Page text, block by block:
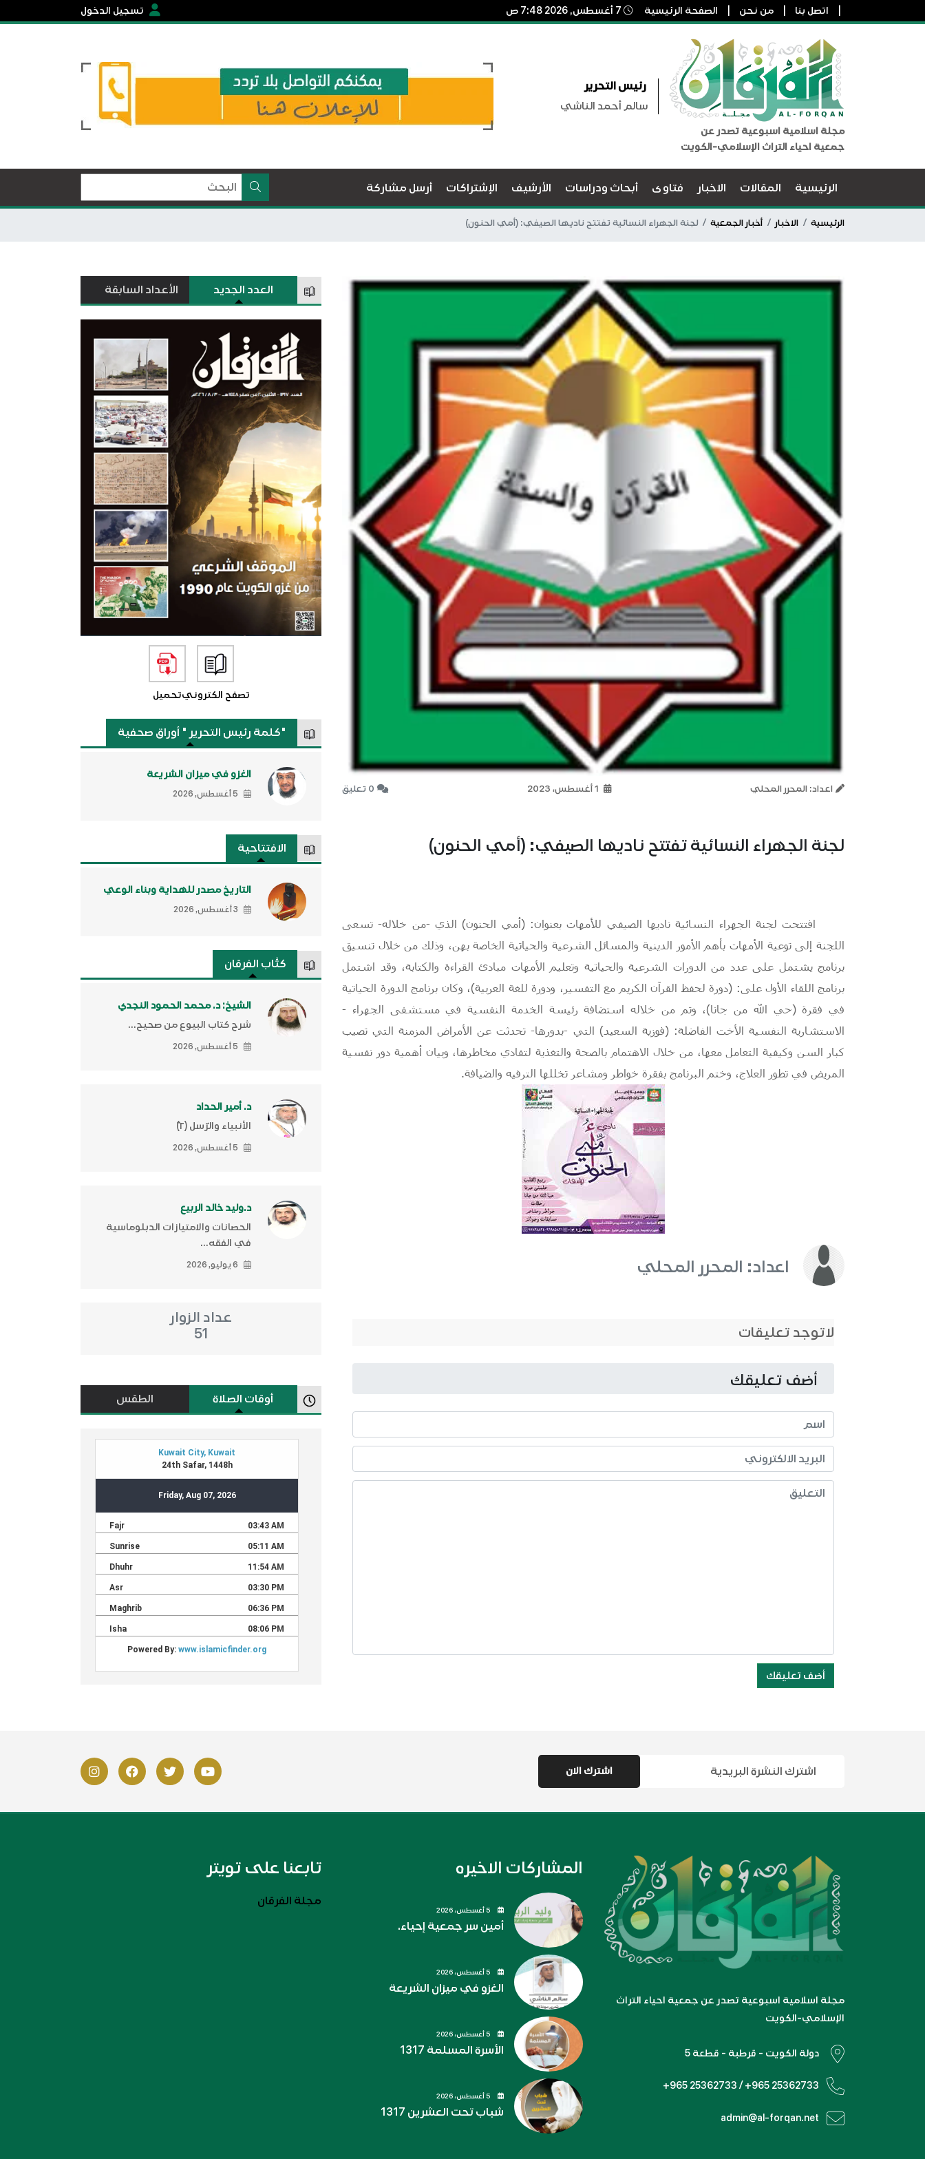
اتصل بنا من نحن الصفحة الرئيسية تسجيل الدخول
مجلة اسلامية اسبوعية تصدر عن
جمعية احياء التراث الإسلامي-الكويت
رئيس التحرير
سالم أحمد الناشي
الرئيسية المقالات الاخبار فتاوى أبحاث ودراسات الأرشيف الإشتراكات أرسل مشاركة
الرئيسية الاخبار أخبار الجمعية لجنة الجهراء النسائية تفتتح ناديها الصيفي: (أمي الحنون)
اعداد: المحرر المحلي 0 تعليق
لجنة الجهراء النسائية تفتتح ناديها الصيفي: (أمي الحنون)
افتتحت لجنة الجهراء النسائية ناديها الصيفي للأمهات بعنوان: (أمي الحنون) الذي -من خلاله- تسعى
اللجنة إلى توعية الأمهات بأهم الأمور الدينية والمسائل الشرعية والحياتية الخاصة بهن، وذلك من خلال تنسيق
برنامج يشتمل على عدد من الدورات الشرعية والحياتية وتعليم الأمهات مبادئ القراءة والكتابة، وقد اشتمل
برنامج اللقاء الأول على: (دورة لحفظ القرآن الكريم مع التفسير، ودورة للغة العربية)، وكان برنامج الدورة الحياتية
في فقرة (حي الله من جانا)، وتم من خلاله استضافة رئيسة الخدمة النفسية في مستشفى الجهراء -
الاستشارية النفسية الأخت الفاضلة: (فوزية السعيد) التي -بدورها- تحدثت عن الأمراض المزمنة التي تصيب
كبار السن وكيفية التعامل معها، من خلال الاهتمام بالصحة والتغذية لتفادي مخاطرها، وبيان أهمية دور نفسية
المريض في تطور العلاج، وختم البرنامج بفقرة خواطر ومشاعر تخللها الترفيه والضيافة.
اعداد: المحرر المحلي
لاتوجد تعليقات
أضف تعليقك
أضف تعليقك
العدد الجديد الأعداد السابقة
تصفح الكترونيتحميل
"كلمة رئيس التحرير " أوراق صحفية
الغزو في ميزان الشريعة
5 أغسطس, 2026
الافتتاحية
التاريخ مصدر للهداية وبناء الوعي
3 أغسطس, 2026
كتَّاب الفرقان
الشيخ: د. محمد الحمود النجدي
شرح كتاب البيوع من صحيح...
5 أغسطس, 2026
د. أمير الحداد
الأنبياء والرّسل (٢)ّ
5 أغسطس, 2026
د.وليد خالد الربيع
الحصانات والامتيازات الدبلوماسية
في الفقه...
6 يوليو, 2026
عداد الزوار
51
أوقات الصلاة الطقس
مجلة اسلامية اسبوعية تصدر عن جمعية احياء التراث
الإسلامي-الكويت
دولة الكويت - قرطبة - قطعة 5
+965 25362733 / +965 25362733
admin@al-forqan.net
المشاركات الاخيره
أمين سر جمعية إحياء.
الغزو في ميزان الشريعة
الأسرة المسلمة 1317
شباب تحت العشرين 1317
تابعنا على تويتر
مجلة الفرقان